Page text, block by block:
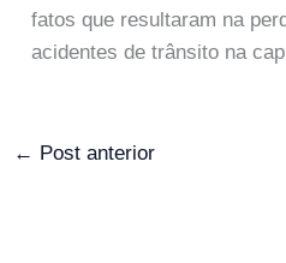
fatos que resultaram na
acidentes de trânsito na
← Post anterior